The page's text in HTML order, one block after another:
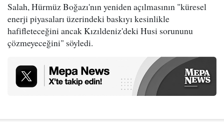
Salah, Hürmüz Boğazı'nın yeniden açılmasının "küresel
enerji piyasaları üzerindeki baskıyı kesinlikle
hafifleteceğini ancak Kızıldeniz'deki Husi sorununu
çözmeyeceğini" söyledi.